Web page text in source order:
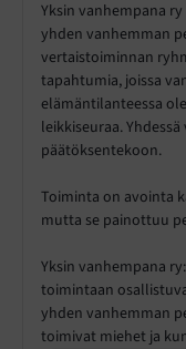
Yksin vanhempana
yhden vanhemman
vertaistoiminnan
tapahtumia, joissa
elämäntilanteessa
leikkiseuraa.
päätöksentekoon.
Toiminta on avointa
mutta se painottuu
Yksin vanhempana
toimintaan
yhden vanhemman
toimivat miehet ja